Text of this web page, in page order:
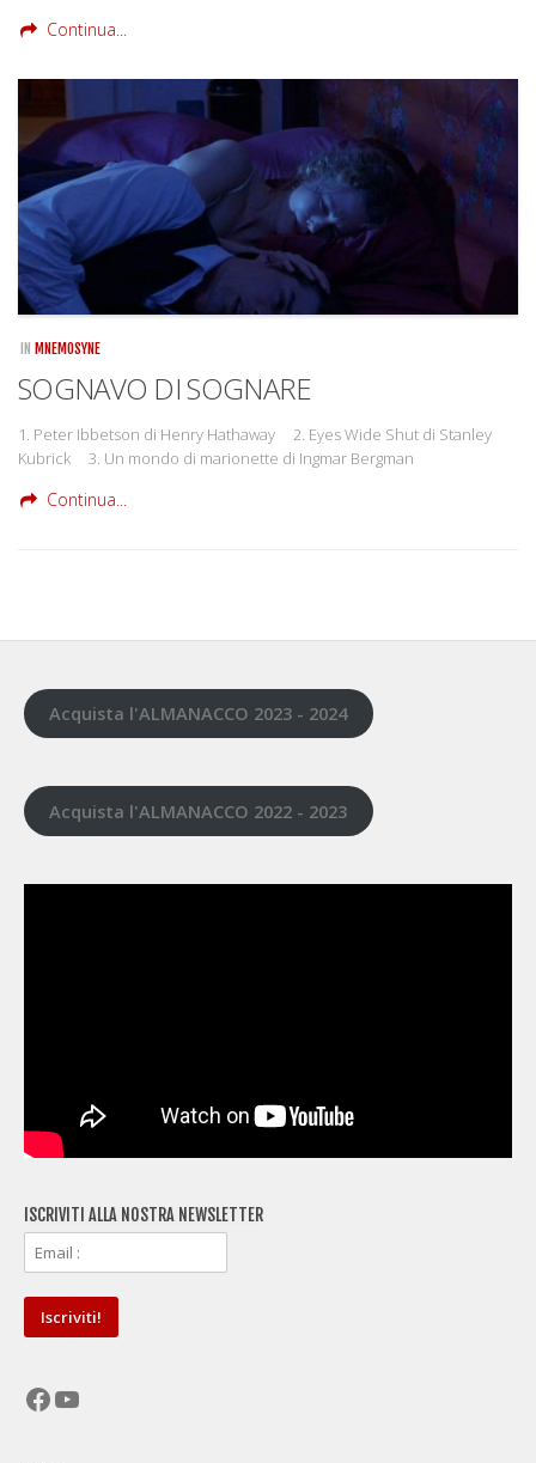
Continua...
IN MNEMOSYNE
SOGNAVO DI SOGNARE
1. Peter Ibbetson di Henry Hathaway 2. Eyes Wide Shut di Stanley
Kubrick 3. Un mondo di marionette di Ingmar Bergman
Continua...
Acquista l'ALMANACCO 2023 - 2024
Acquista l'ALMANACCO 2022 - 2023
ISCRIVITI ALLA NOSTRA NEWSLETTER
Facebook
YouTube